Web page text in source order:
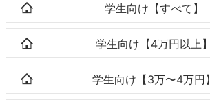
学生向け【すべて】
学生向け【4万円以上】
学生向け【3万〜4万円】